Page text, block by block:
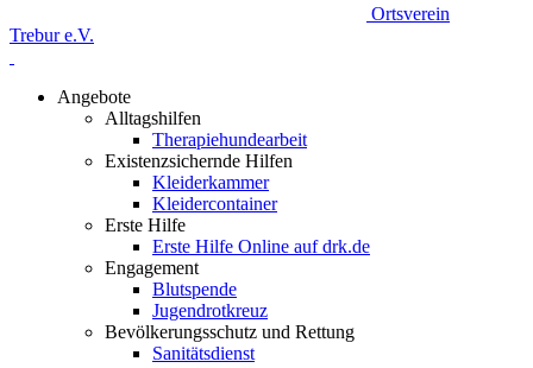
Ortsverein
Trebur e.V.
Angebote
Alltagshilfen
Therapiehundearbeit
Existenzsichernde Hilfen
Kleiderkammer
Kleidercontainer
Erste Hilfe
Erste Hilfe Online auf drk.de
Engagement
Blutspende
Jugendrotkreuz
Bevölkerungsschutz und Rettung
Sanitätsdienst